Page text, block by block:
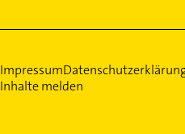
Impressum
Inhalte melden